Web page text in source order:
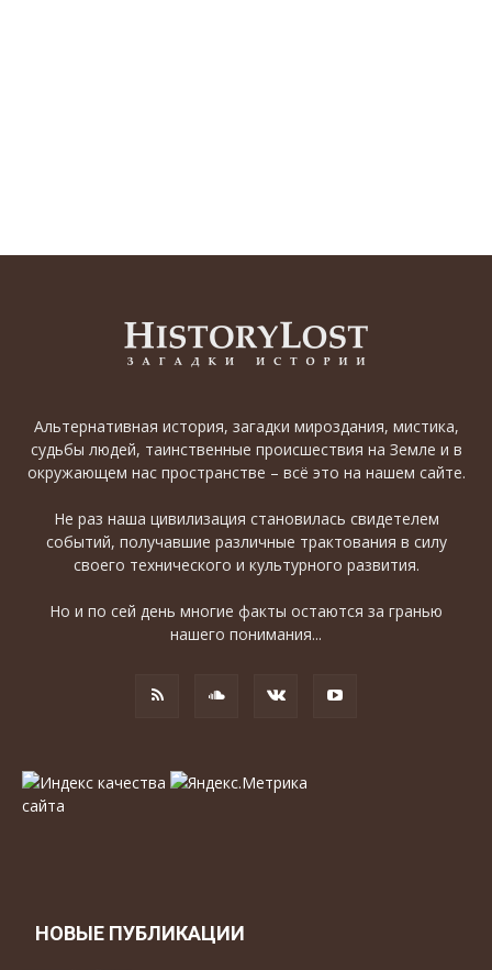
Альтернативная история, загадки мироздания, мистика,
судьбы людей, таинственные происшествия на Земле и в
окружающем нас пространстве – всё это на нашем сайте.
Не раз наша цивилизация становилась свидетелем
событий, получавшие различные трактования в силу
своего технического и культурного развития.
Но и по сей день многие факты остаются за гранью
нашего понимания...
НОВЫЕ ПУБЛИКАЦИИ